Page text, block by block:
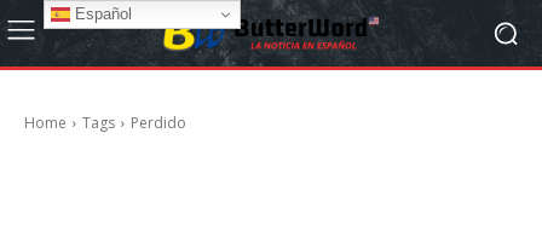
Home Tags Perdido
Español